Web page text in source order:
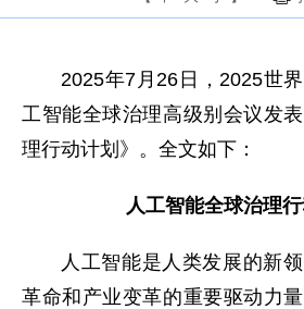
2025年7月26日，2025世
工智能全球治理高级别会议发
理行动计划》。全文如下：
人工智能全球治理
人工智能是人类发展的新
革命和产业变革的重要驱动力